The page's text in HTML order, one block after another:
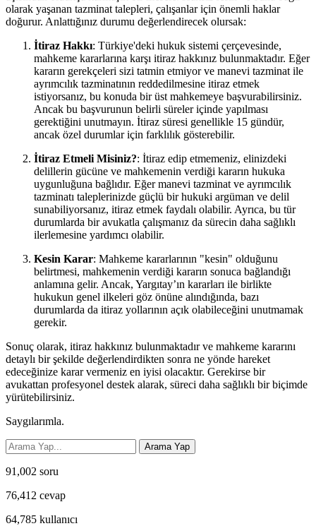
olarak yaşanan tazminat talepleri, çalışanlar için önemli haklar
doğurur. Anlattığınız durumu değerlendirecek olursak:
İtiraz Hakkı: Türkiye'deki hukuk sistemi çerçevesinde,
mahkeme kararlarına karşı itiraz hakkınız bulunmaktadır. Eğer
kararın gerekçeleri sizi tatmin etmiyor ve manevi tazminat ile
ayrımcılık tazminatının reddedilmesine itiraz etmek
istiyorsanız, bu konuda bir üst mahkemeye başvurabilirsiniz.
Ancak bu başvurunun belirli süreler içinde yapılması
gerektiğini unutmayın. İtiraz süresi genellikle 15 gündür,
ancak özel durumlar için farklılık gösterebilir.
İtiraz Etmeli Misiniz?: İtiraz edip etmemeniz, elinizdeki
delillerin gücüne ve mahkemenin verdiği kararın hukuka
uygunluğuna bağlıdır. Eğer manevi tazminat ve ayrımcılık
tazminatı taleplerinizde güçlü bir hukuki argüman ve delil
sunabiliyorsanız, itiraz etmek faydalı olabilir. Ayrıca, bu tür
durumlarda bir avukatla çalışmanız da sürecin daha sağlıklı
ilerlemesine yardımcı olabilir.
Kesin Karar: Mahkeme kararlarının "kesin" olduğunu
belirtmesi, mahkemenin verdiği kararın sonuca bağlandığı
anlamına gelir. Ancak, Yargıtay’ın kararları ile birlikte
hukukun genel ilkeleri göz önüne alındığında, bazı
durumlarda da itiraz yollarının açık olabileceğini unutmamak
gerekir.
Sonuç olarak, itiraz hakkınız bulunmaktadır ve mahkeme kararını
detaylı bir şekilde değerlendirdikten sonra ne yönde hareket
edeceğinize karar vermeniz en iyisi olacaktır. Gerekirse bir
avukattan profesyonel destek alarak, süreci daha sağlıklı bir biçimde
yürütebilirsiniz.
Saygılarımla.
91,002 soru
76,412 cevap
64,785 kullanıcı